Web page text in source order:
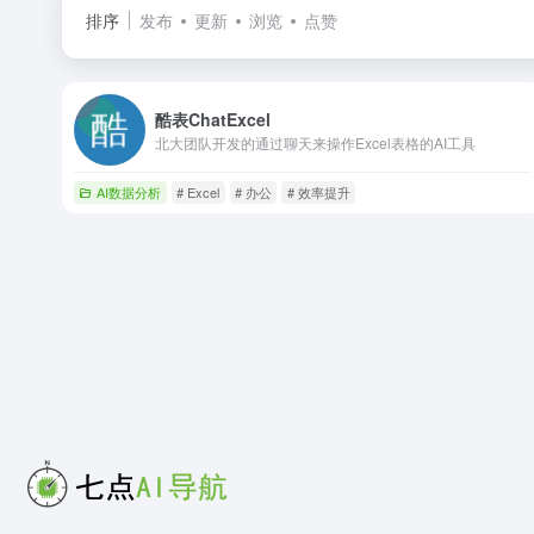
排序 发布 更新 浏览 点赞
酷表ChatExcel
北大团队开发的通过聊天来操作Excel表格的AI工具
AI数据分析 # Excel # 办公 # 效率提升